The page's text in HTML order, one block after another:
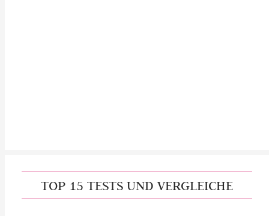
TOP 15 TESTS UND VERGLEICHE